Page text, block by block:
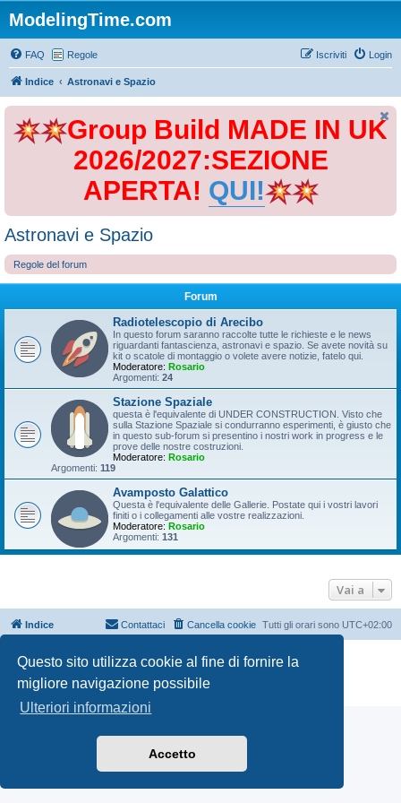
Questo sito utilizza cookie al fine di fornire la
migliore navigazione possibile
Ulteriori informazioni
Accetto
ModelingTime.com
FAQ Regole Login
Iscriviti
Indice Astronavi e Spazio
Group Build MADE IN UK
2026/2027:SEZIONE
APERTA! QUI!
Astronavi e Spazio
Regole del forum
Forum
Radiotelescopio di Arecibo
In questo forum saranno raccolte tutte le richieste e le news
riguardanti fantascienza, astronavi e spazio. Se avete novità su
kit o scatole di montaggio o volete avere notizie, fatelo qui.
Moderatore: Rosario
Argomenti: 24
Stazione Spaziale
questa è l'equivalente di UNDER CONSTRUCTION. Visto che
sulla Stazione Spaziale si condurranno esperimenti, è giusto che
in questo sub-forum si presentino i nostri work in progress e le
prove delle nostre costruzioni.
Moderatore: Rosario
Argomenti: 119
Avamposto Galattico
Questa è l'equivalente delle Gallerie. Postate qui i vostri lavori
finiti o i collegamenti alle vostre realizzazioni.
Moderatore: Rosario
Argomenti: 131
Vai a
Indice Tutti gli orari sono UTC+02:00
Cancella cookie
Contattaci
Creato da
® Forum Software © phpBB Limited
Privacy|Condizioni